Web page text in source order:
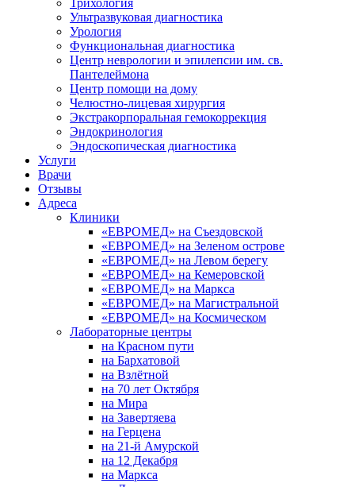
Ультразвуковая диагностика
Урология
Функциональная диагностика
Центр неврологии и эпилепсии им. св.
Пантелеймона
Центр помощи на дому
Челюстно-лицевая хирургия
Экстракорпоральная гемокоррекция
Эндокринология
Эндоскопическая диагностика
Услуги
Врачи
Отзывы
Адреса
Клиники
«ЕВРОМЕД» на Съездовской
«ЕВРОМЕД» на Зеленом острове
«ЕВРОМЕД» на Левом берегу
«ЕВРОМЕД» на Кемеровской
«ЕВРОМЕД» на Маркса
«ЕВРОМЕД» на Магистральной
«ЕВРОМЕД» на Космическом
Лабораторные центры
на Красном пути
на Бархатовой
на Взлётной
на 70 лет Октября
на Мира
на Завертяева
на Герцена
на 21-й Амурской
на 12 Декабря
на Маркса